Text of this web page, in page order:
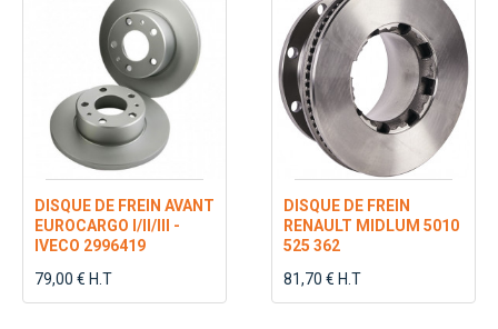
DISQUE DE FREIN AVANT
EUROCARGO I/II/III -
IVECO 2996419
79,00 € H.T
DISQUE DE FREIN
RENAULT MIDLUM 5010
525 362
81,70 € H.T